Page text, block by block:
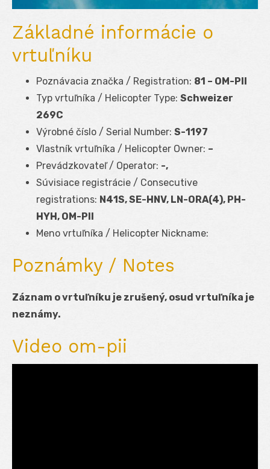
Základné informácie o
vrtuľníku
Poznávacia značka / Registration: 81 – OM-PII
Typ vrtuľníka / Helicopter Type: Schweizer
269C
Výrobné číslo / Serial Number: S-1197
Vlastník vrtuľníka / Helicopter Owner: –
Prevádzkovateľ / Operator: -,
Súvisiace registrácie / Consecutive
registrations: N41S, SE-HNV, LN-ORA(4), PH-
HYH, OM-PII
Meno vrtuľníka / Helicopter Nickname:
Poznámky / Notes
Záznam o vrtuľníku je zrušený, osud vrtuľníka je
neznámy.
Video om-pii